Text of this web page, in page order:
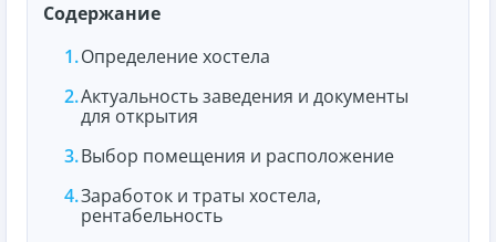
Содержание
Определение хостела
Актуальность заведения и документы
для открытия
Выбор помещения и расположение
Заработок и траты хостела,
рентабельность